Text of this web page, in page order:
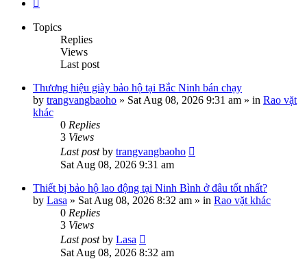
Topics
Replies
Views
Last post
Thương hiệu giày bảo hộ tại Bắc Ninh bán chạy
by trangvangbaoho » Sat Aug 08, 2026 9:31 am » in Rao vặt
khác
0 Replies
3 Views
Last postby trangvangbaoho
Sat Aug 08, 2026 9:31 am
Thiết bị bảo hộ lao động tại Ninh Bình ở đâu tốt nhất?
by Lasa » Sat Aug 08, 2026 8:32 am » in Rao vặt khác
0 Replies
3 Views
Last postby Lasa
Sat Aug 08, 2026 8:32 am